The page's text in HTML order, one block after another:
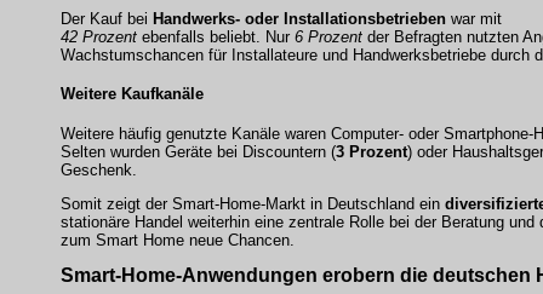
Der Kauf bei Handwerks- oder Installationsbetrieben war mit
42 Prozent ebenfalls beliebt. Nur 6 Prozent der Befragten nutzten
Wachstumschancen für Installateure und Handwerksbetriebe durch
Weitere Kaufkanäle
Weitere häufig genutzte Kanäle waren Computer- oder Smartphone-
Selten wurden Geräte bei Discountern (3 Prozent) oder
Geschenk.
Somit zeigt der Smart-Home-Markt in Deutschland ein
stationäre Handel weiterhin eine zentrale Rolle bei der Beratung
zum Smart Home neue Chancen.
Smart-Home-Anwendungen erobern die deutschen